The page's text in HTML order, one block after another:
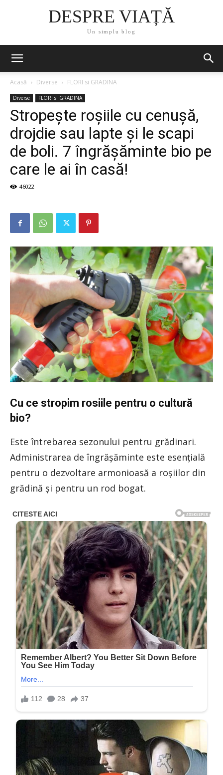
DESPRE VIAȚĂ
Un simplu blog
Acasă Diverse FLORI si GRADINA
Diverse FLORI si GRADINA
Stropește roșiile cu cenușă,
drojdie sau lapte și le scapi
de boli. 7 îngrășăminte bio pe
care le ai în casă!
46022
Cu ce stropim rosiile pentru o cultură
bio?
Este întrebarea sezonului pentru grădinari.
Administrarea de îngrășăminte este esențială
pentru o dezvoltare armonioasă a roșiilor din
grădină și pentru un rod bogat.